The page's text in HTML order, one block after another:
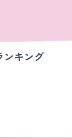
ンキング